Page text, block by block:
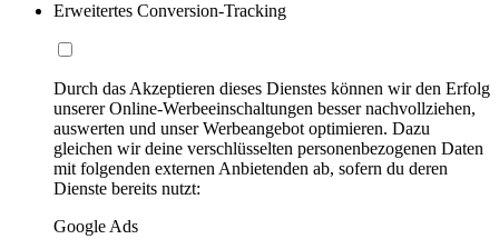
Erweitertes Conversion-Tracking
Durch das Akzeptieren dieses Dienstes können wir den Erfolg
unserer Online-Werbeeinschaltungen besser nachvollziehen,
auswerten und unser Werbeangebot optimieren. Dazu
gleichen wir deine verschlüsselten personenbezogenen Daten
mit folgenden externen Anbietenden ab, sofern du deren
Dienste bereits nutzt:
Google Ads